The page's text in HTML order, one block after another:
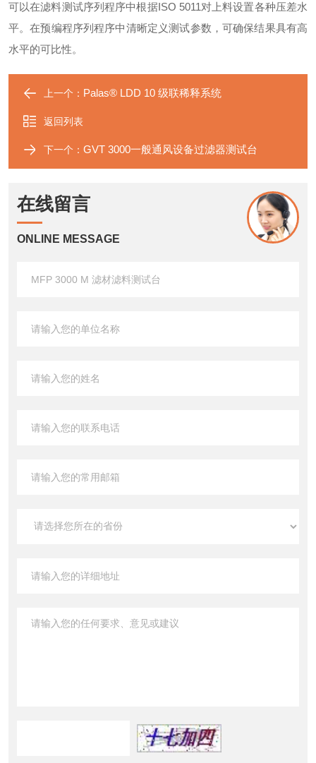
可以在滤料测试序列程序中根据ISO 5011对上料设置各种压差水
平。在预编程序列程序中清晰定义测试参数，可确保结果具有高
水平的可比性。
上一个： Palas® LDD 10 级联稀释系统
返回列表
下一个： GVT 3000一般通风设备过滤器测试台
在线留言
ONLINE MESSAGE